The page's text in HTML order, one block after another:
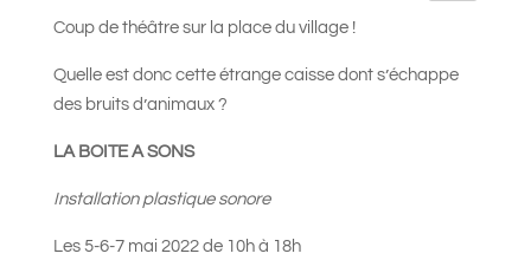
Coup de théâtre sur la place du village !
Quelle est donc cette étrange caisse dont s’échappe
des bruits d’animaux ?
LA BOITE A SONS
Installation plastique sonore
Les 5-6-7 mai 2022 de 10h à 18h